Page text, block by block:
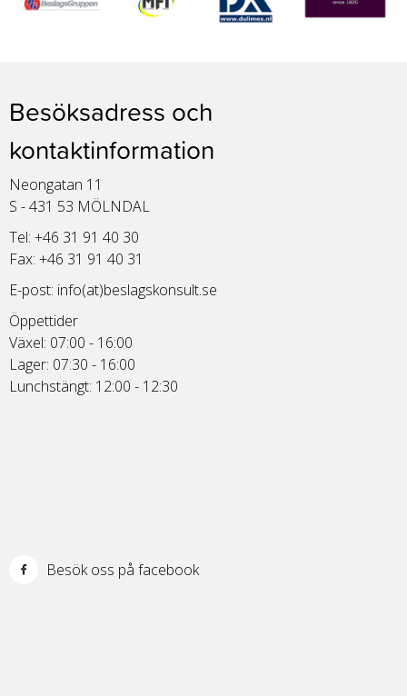
Besöksadress och
kontaktinformation
Neongatan 11
S - 431 53 MÖLNDAL
Tel: +46 31 91 40 30
Fax: +46 31 91 40 31
E-post: info(at)beslagskonsult.se
Öppettider
Växel: 07:00 - 16:00
Lager: 07:30 - 16:00
Lunchstängt: 12:00 - 12:30
Besök oss på facebook